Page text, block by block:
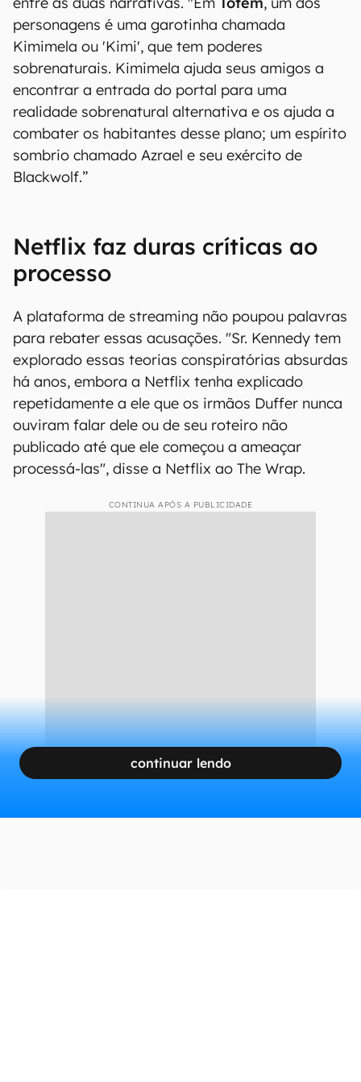
personagens é uma garotinha chamada
Kimimela ou 'Kimi', que tem poderes
sobrenaturais. Kimimela ajuda seus amigos a
encontrar a entrada do portal para uma
realidade sobrenatural alternativa e os ajuda a
combater os habitantes desse plano; um espírito
sombrio chamado Azrael e seu exército de
Blackwolf.”
Netflix faz duras críticas ao
processo
A plataforma de streaming não poupou palavras
para rebater essas acusações. "Sr. Kennedy tem
explorado essas teorias conspiratórias absurdas
há anos, embora a Netflix tenha explicado
repetidamente a ele que os irmãos Duffer nunca
ouviram falar dele ou de seu roteiro não
publicado até que ele começou a ameaçar
processá-las", disse a Netflix ao The Wrap.
CONTINUA APÓS A PUBLICIDADE
continuar lendo